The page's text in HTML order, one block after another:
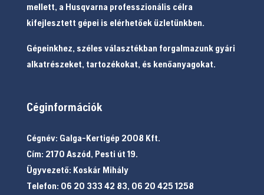
mellett, a Husqvarna professzionális célra
kifejlesztett gépei is elérhetőek üzletünkben.
Gépeinkhez, széles választékban forgalmazunk gyári
alkatrészeket, tartozékokat, és kenőanyagokat.
Céginformációk
Cégnév: Galga-Kertigép 2008 Kft.
Cím: 2170 Aszód, Pesti út 19.
Ügyvezető: Koskár Mihály
Telefon: 06 20 333 42 83, 06 20 425 1258